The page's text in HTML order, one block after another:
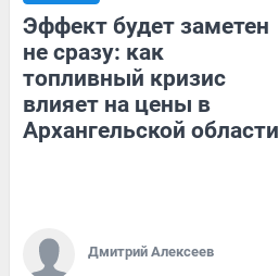
Эффект будет заметен
не сразу: как
топливный кризис
влияет на цены в
Архангельской области
Дмитрий Алексеев